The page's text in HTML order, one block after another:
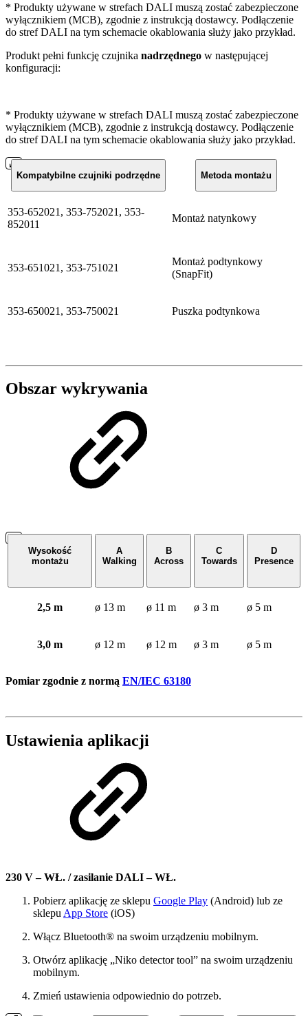
* Produkty używane w strefach DALI muszą zostać zabezpieczone
wyłącznikiem (MCB), zgodnie z instrukcją dostawcy. Podłączenie
do stref DALI na tym schemacie okablowania służy jako przykład.
Produkt pełni funkcję czujnika nadrzędnego w następującej
konfiguracji:
* Produkty używane w strefach DALI muszą zostać zabezpieczone
wyłącznikiem (MCB), zgodnie z instrukcją dostawcy. Podłączenie
do stref DALI na tym schemacie okablowania służy jako przykład.
Kompatybilne czujniki podrzędne Metoda montażu
353-652021, 353-752021, 353-
852011
Montaż natynkowy
353-651021, 353-751021
Montaż podtynkowy
(SnapFit)
353-650021, 353-750021 Puszka podtynkowa
Obszar wykrywania
Wysokość
montażu
A
Walking
B
Across
C
Towards
D
Presence
2,5 m ø 13 m ø 11 m ø 3 m ø 5 m
3,0 m ø 12 m ø 12 m ø 3 m ø 5 m
Pomiar zgodnie z normą EN/IEC 63180
Ustawienia aplikacji
230 V – WŁ. / zasilanie DALI – WŁ.
Pobierz aplikację ze sklepu Google Play (Android) lub ze
sklepu App Store (iOS)
Włącz Bluetooth® na swoim urządzeniu mobilnym.
Otwórz aplikację „Niko detector tool” na swoim urządzeniu
mobilnym.
Zmień ustawienia odpowiednio do potrzeb.